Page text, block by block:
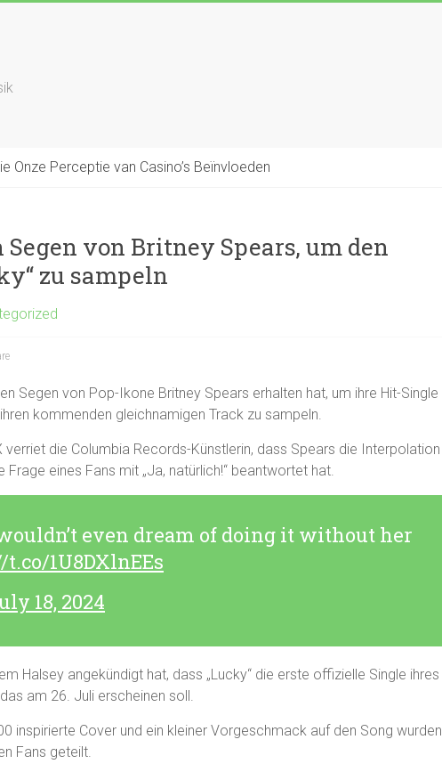
Onze Perceptie van Casino’s Beïnvloeden
von Britney Spears, um den
zu sampeln
Segen von Pop-Ikone Britney Spears erhalten hat, um ihre Hit-Single
kommenden gleichnamigen Track zu sampeln.
verriet die Columbia Records-Künstlerin, dass Spears die Interpolation
eines Fans mit „Ja, natürlich!“ beantwortet hat.
even dream of doing it without her
1U8DXlnEEs
18, 2024
Halsey angekündigt hat, dass „Lucky“ die erste offizielle Single ihres
am 26. Juli erscheinen soll.
inspirierte Cover und ein kleiner Vorgeschmack auf den Song wurden
Fans geteilt.